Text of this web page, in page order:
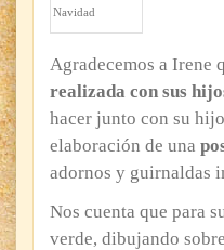
Agradecemos a Irene
realizada con sus
hacer junto con su
elaboración de una
adornos y guirnaldas
Nos cuenta que para
verde, dibujando